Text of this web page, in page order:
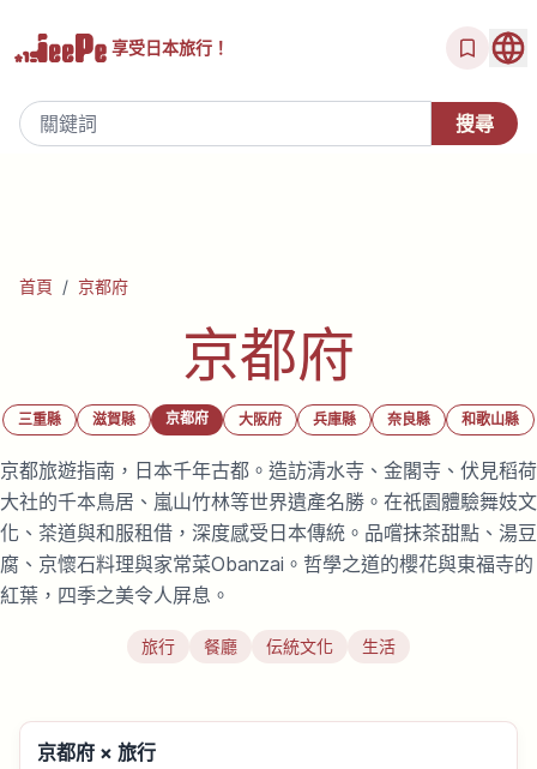
享受日本旅行！
首頁 / 京都府
京都府
三重縣 滋賀縣 京都府 大阪府 兵庫縣 奈良縣 和歌山縣
京都旅遊指南，日本千年古都。造訪清水寺、金閣寺、伏見稻荷
大社的千本鳥居、嵐山竹林等世界遺產名勝。在祇園體驗舞妓文
化、茶道與和服租借，深度感受日本傳統。品嚐抹茶甜點、湯豆
腐、京懷石料理與家常菜Obanzai。哲學之道的櫻花與東福寺的
紅葉，四季之美令人屏息。
旅行 餐廳 伝統文化 生活
京都府 × 旅行